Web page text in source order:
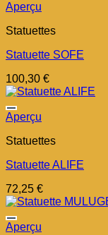
Aperçu
Statuettes
Statuette SOFE
100,30 €
Aperçu
Statuettes
Statuette ALIFE
72,25 €
Aperçu